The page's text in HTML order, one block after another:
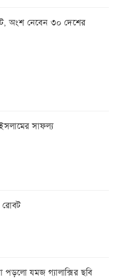
অংশ নেবেন ৩০ দেশের
ইসলামের সাফল্য
রোবট
পড়লো যমজ গ্যালাক্সির ছবি